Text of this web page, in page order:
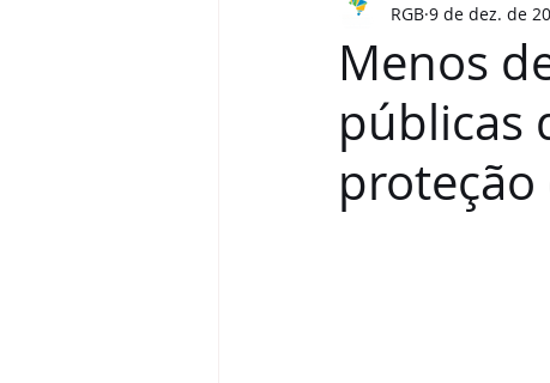
GOVERNANÇA
PODCAST VÍDEOS
Menos
públicas
RGB 9 de dez. de